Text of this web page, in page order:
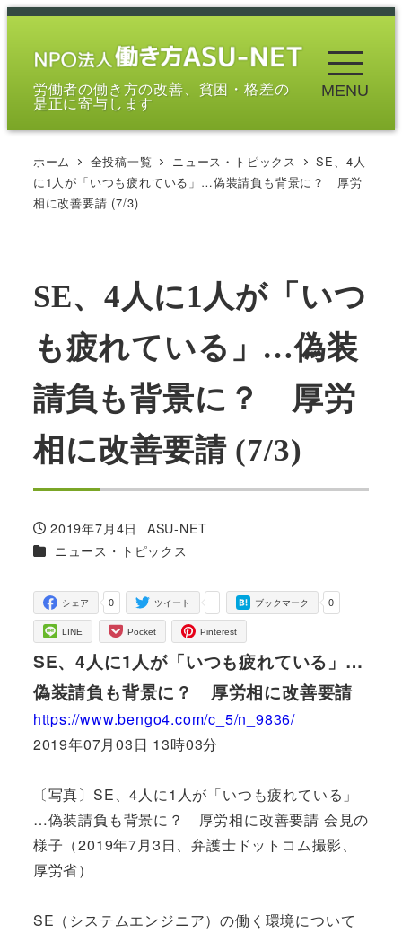
メ
労働者の働き方の改善、貧困・格差の
是正に寄与します
MENU
ホーム 全投稿一覧 ニュース・トピックス
SE、4人
に1人が「いつも疲れている」…偽装請負も背景に？ 厚労
相に改善要請 (7/3)
SE、4人に1人が「いつ
も疲れている」…偽装
請負も背景に？ 厚労
相に改善要請 (7/3)
投稿日
2019年7月4日
著
者
ASU-NET
カテゴリー
ニュース・トピックス
0
シェア -
ツイート 0
ブックマーク
LINE Pocket Pinterest
SE、4人に1人が「いつも疲れている」…
偽装請負も背景に？ 厚労相に改善要請
https://www.bengo4.com/c_5/n_9836/
2019年07月03日 13時03分
〔写真〕SE、4人に1人が「いつも疲れている」
…偽装請負も背景に？ 厚労相に改善要請 会見の
様子（2019年7月3日、弁護士ドットコム撮影、
厚労省）
SE（システムエンジニア）の働く環境について